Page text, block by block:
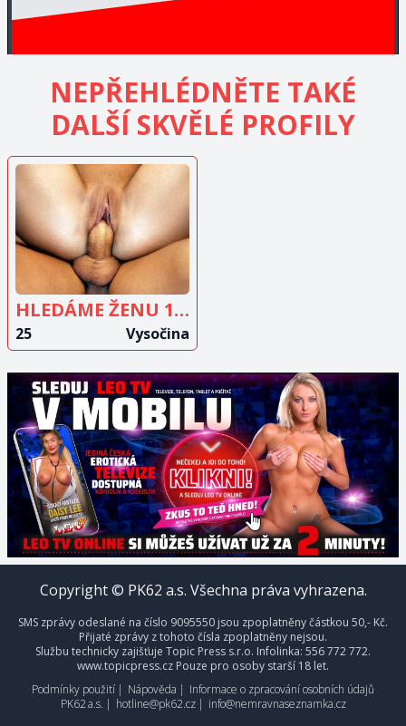
NEPŘEHLÉDNĚTE TAKÉ
DALŠÍ SKVĚLÉ PROFILY
ZOBRAZIT
INZERÁT
HLEDÁME ŽENU 18-25
25 Vysočina
Copyright © PK62 a.s. Všechna práva vyhrazena.
SMS zprávy odeslané na číslo 9095550 jsou zpoplatněny částkou 50,- Kč.
Přijaté zprávy z tohoto čísla zpoplatněny nejsou.
Službu technicky zajišťuje Topic Press s.r.o. Infolinka: 556 772 772.
www.topicpress.cz Pouze pro osoby starší 18 let.
Podmínky použití | Nápověda | Informace o zpracování osobních údajů
PK62 a.s. | hotline@pk62.cz| info@nemravnaseznamka.cz